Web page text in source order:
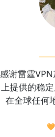
感谢雷霆
上提供的稳
在全球任何